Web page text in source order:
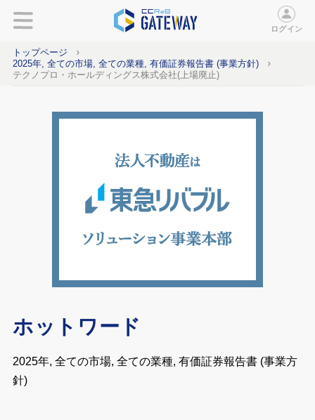
ログイン
トップページ
2025年, 全ての市場, 全ての業種, 有価証券報告書 (事業方針)
テクノプロ・ホールディングス株式会社(上場廃止)
ホットワード
2025年, 全ての市場, 全ての業種, 有価証券報告書 (事業方
針)